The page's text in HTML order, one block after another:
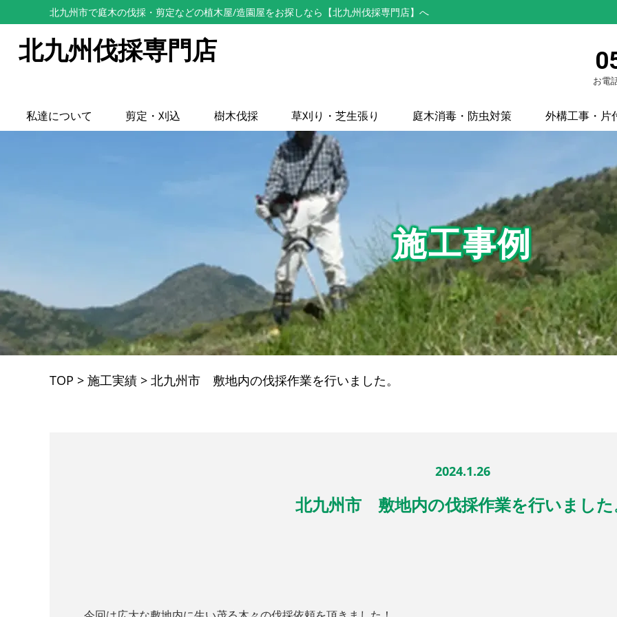
北九州市で庭木の伐採・剪定などの植木屋/造園屋をお探しなら【北九州伐採専門店】へ
北九州伐採専門店
お電
私達について 剪定・刈込 樹木伐採 草刈り・芝生張り 庭木消毒・防虫対策 外構工事・片
施工事例
TOP > 施工実績 > 北九州市 敷地内の伐採作業を行いました。
2024.1.26
北九州市 敷地内の伐採作業を行いまし